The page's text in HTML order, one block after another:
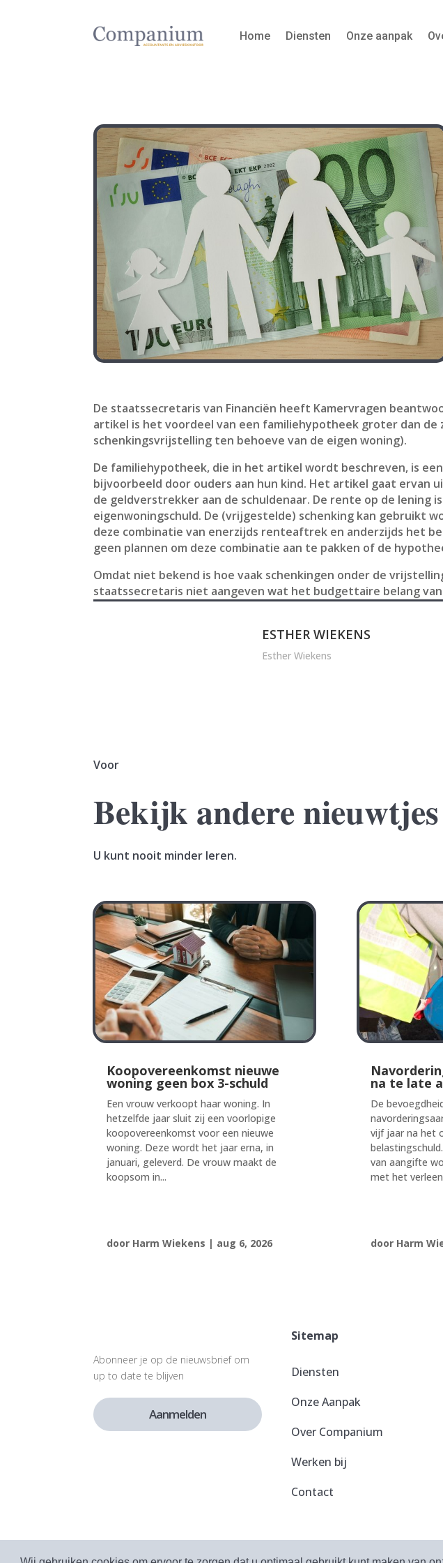
Home Diensten Onze aanpak
De staatssecretaris van Financiën heeft Kamervragen
artikel is het voordeel van een familiehypotheek groter dan
schenkingsvrijstelling ten behoeve van de eigen woning).
De familiehypotheek, die in het artikel wordt beschreven, is
bijvoorbeeld door ouders aan hun kind. Het artikel gaat ervan
de geldverstrekker aan de schuldenaar. De rente op de lening
eigenwoningschuld. De (vrijgestelde) schenking kan gebruikt
deze combinatie van enerzijds renteaftrek en anderzijds het
geen plannen om deze combinatie aan te pakken of de
Omdat niet bekend is hoe vaak schenkingen onder de
staatssecretaris niet aangeven wat het budgettaire belang van
ESTHER WIEKENS
Esther Wiekens
Voor
Bekijk andere nieuwtjes
U kunt nooit minder leren.
Koopovereenkomst nieuwe
woning geen box 3-schuld
door Harm Wiekens | aug 6, 2026
Een vrouw verkoopt haar woning. In
hetzelfde jaar sluit zij een voorlopige
koopovereenkomst voor een nieuwe
woning. Deze wordt het jaar erna, in
januari, geleverd. De vrouw maakt de
koopsom in...
na te late
door Harm
De
vijf jaar na het
van aangifte
met het
Abonneer je op de nieuwsbrief om
up to date te blijven
Aanmelden
Sitemap
Diensten
Onze Aanpak
Over Companium
Werken bij
Contact
2026 Companium. Alle rechten voorbehouden.